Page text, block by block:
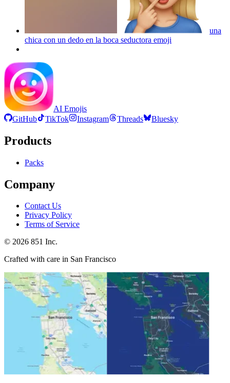
una
chica con un dedo en la boca seductora emoji
AI Emojis
GitHub
TikTok Instagram Threads Bluesky
Products
Packs
Company
Contact Us
Privacy Policy
Terms of Service
© 2026 851 Inc.
Crafted with care in San Francisco